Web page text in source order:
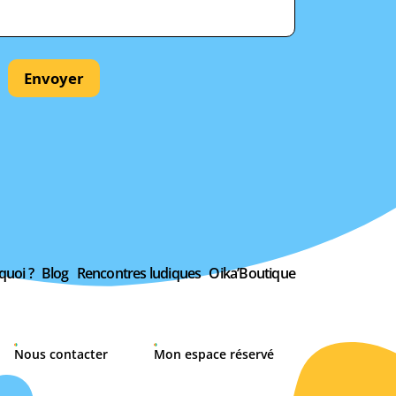
Envoyer
? Blog Rencontres ludiques Oika’Boutique
Nous contacter Mon espace réservé